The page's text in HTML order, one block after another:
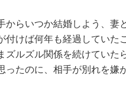
からいつか結婚しよう、妻
付けば何年も経過していた
ズルズル関係を続けていた
ったのに、相手が別れを嫌